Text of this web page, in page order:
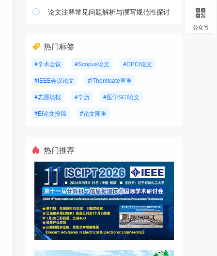
 论文注释常见问题解析与撰写规范性探讨
热门标签
#学术会议 #Scopus论文
#CPCI论文
#IEEE会议论文
#iThenticate查重
#志愿填报
#学历
#医学SCI论文
#EI论文投稿
#论文降重
热门推荐
公众号